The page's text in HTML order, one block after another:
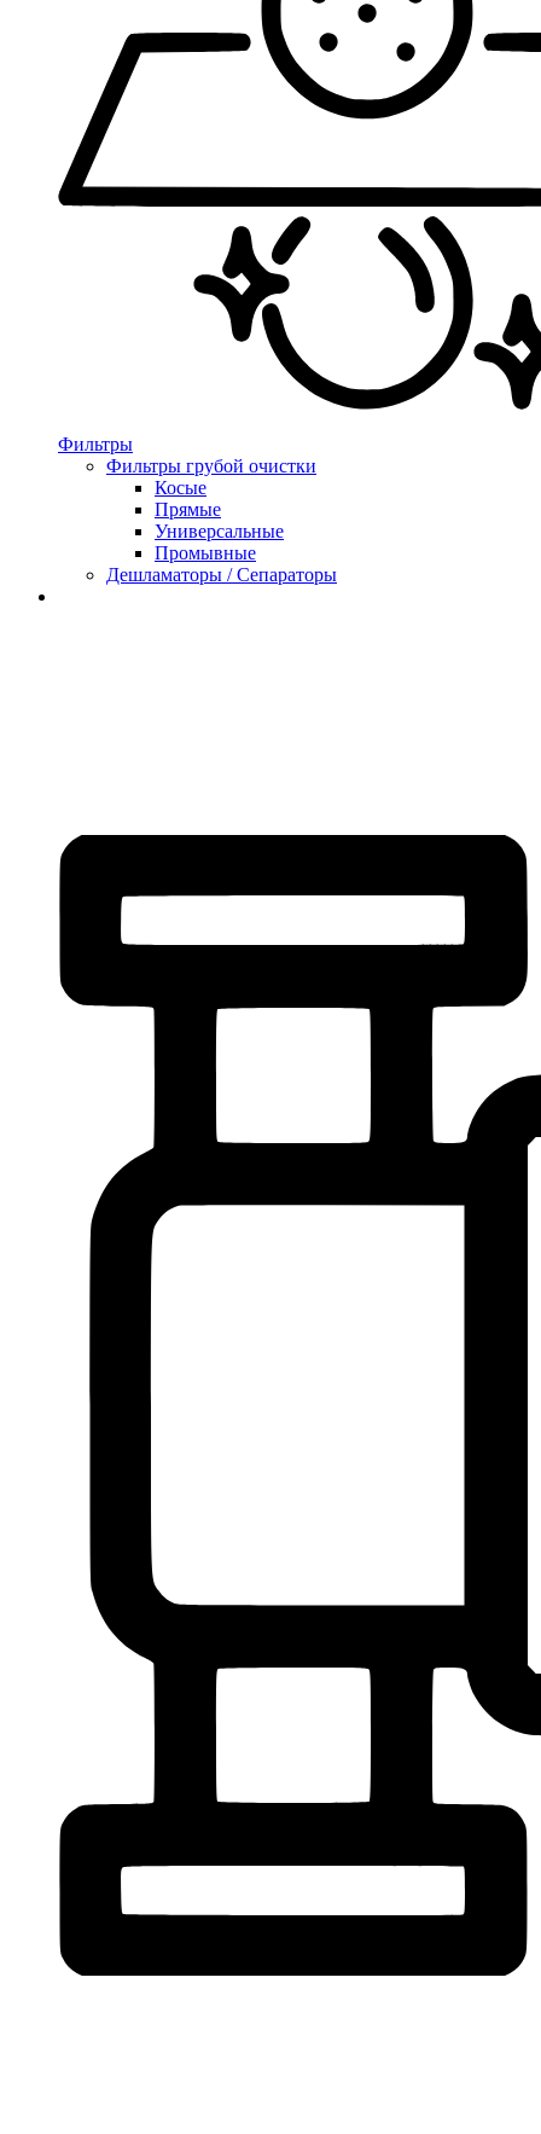
Фильтры
Фильтры грубой очистки
Косые
Прямые
Универсальные
Промывные
Дешламаторы / Сепараторы